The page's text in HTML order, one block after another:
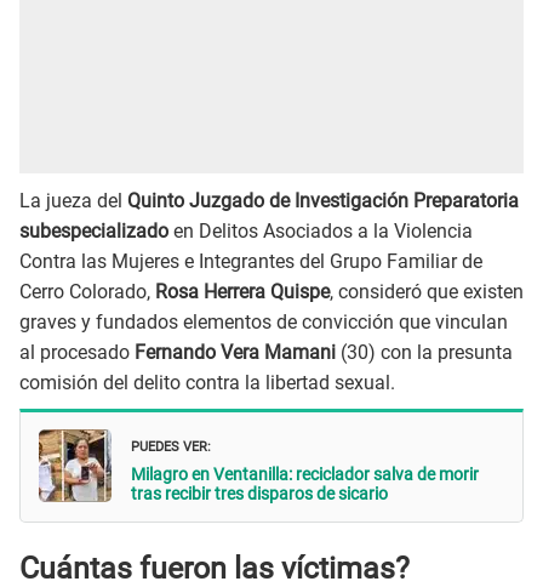
La jueza del Quinto Juzgado de Investigación Preparatoria
subespecializado en Delitos Asociados a la Violencia
Contra las Mujeres e Integrantes del Grupo Familiar de
Cerro Colorado, Rosa Herrera Quispe, consideró que existen
graves y fundados elementos de convicción que vinculan
al procesado Fernando Vera Mamani (30) con la presunta
comisión del delito contra la libertad sexual.
PUEDES VER:
Milagro en Ventanilla: reciclador salva de morir
tras recibir tres disparos de sicario
Cuántas fueron las víctimas?